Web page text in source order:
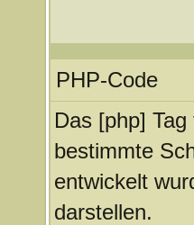
PHP-Code
Das [php]
bestimmte
entwickelt
darstellen.